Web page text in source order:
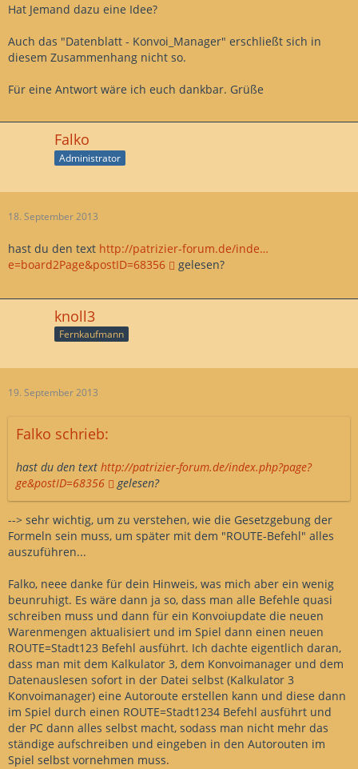
Hat Jemand dazu eine Idee?
Auch das "Datenblatt - Konvoi_Manager" erschließt sich in
diesem Zusammenhang nicht so.
Für eine Antwort wäre ich euch dankbar. Grüße
Falko
Administrator
18. September 2013
hast du den text http://patrizier-forum.de/inde…
e=board2Page&postID=68356
gelesen?
knoll3
Fernkaufmann
19. September 2013
Falko schrieb:
hast du den text http://patrizier-forum.de/index.php?page?
ge&postID=68356
gelesen?
--> sehr wichtig, um zu verstehen, wie die Gesetzgebung der
Formeln sein muss, um später mit dem "ROUTE-Befehl" alles
auszuführen...
Falko, neee danke für dein Hinweis, was mich aber ein wenig
beunruhigt. Es wäre dann ja so, dass man alle Befehle quasi
schreiben muss und dann für ein Konvoiupdate die neuen
Warenmengen aktualisiert und im Spiel dann einen neuen
ROUTE=Stadt123 Befehl ausführt. Ich dachte eigentlich daran,
dass man mit dem Kalkulator 3, dem Konvoimanager und dem
Datenauslesen sofort in der Datei selbst (Kalkulator 3
Konvoimanager) eine Autoroute erstellen kann und diese dann
im Spiel durch einen ROUTE=Stadt1234 Befehl ausführt und
der PC dann alles selbst macht, sodass man nicht mehr das
ständige aufschreiben und eingeben in den Autorouten im
Spiel selbst vornehmen muss.